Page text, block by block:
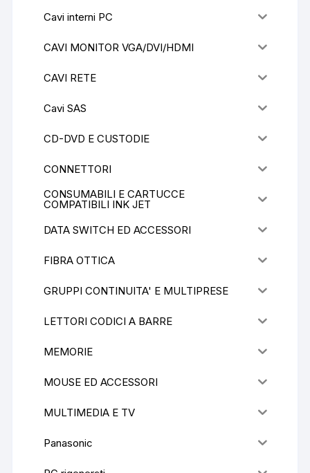
Cavi interni PC
CAVI MONITOR VGA/DVI/HDMI
CAVI RETE
Cavi SAS
CD-DVD E CUSTODIE
CONNETTORI
CONSUMABILI E CARTUCCE
COMPATIBILI INK JET
DATA SWITCH ED ACCESSORI
FIBRA OTTICA
GRUPPI CONTINUITA' E MULTIPRESE
LETTORI CODICI A BARRE
MEMORIE
MOUSE ED ACCESSORI
MULTIMEDIA E TV
Panasonic